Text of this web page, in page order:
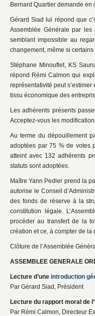
Bernard Quartier demande
Gérard Siad lui répond que
Assemblée Générale par
semblant impossible au
changement, même si
Stéphane Minouflet, KS
répond Rémi Calmon qui
représentativité peut
tissu économique des
Les adhérents présents
Acceptez-vous les
Au terme du dépouillement
adoptées par 75 % de votes
atteint avec 132 adhérents
statuts sont adoptées.
Maître Yann Pedler prend la
autorise le Conseil
des fonds de réserve à la
constitution légale.
procéder au transfert de la
création et ce, à compter de la
Clôture de l’Assemblée
ASSEMBLEE GENERALE
Lecture d’une introduction
Par Gérard Siad, Président
Lecture du rapport moral de
Par Rémi Calmon, Directeur